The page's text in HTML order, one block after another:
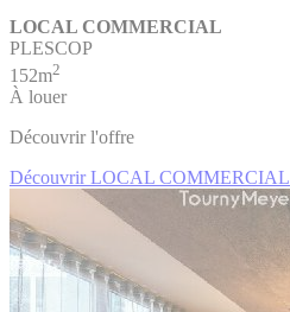
LOCAL COMMERCIAL
PLESCOP
152m2
À louer
Découvrir l'offre
Découvrir LOCAL COMMERCIAL